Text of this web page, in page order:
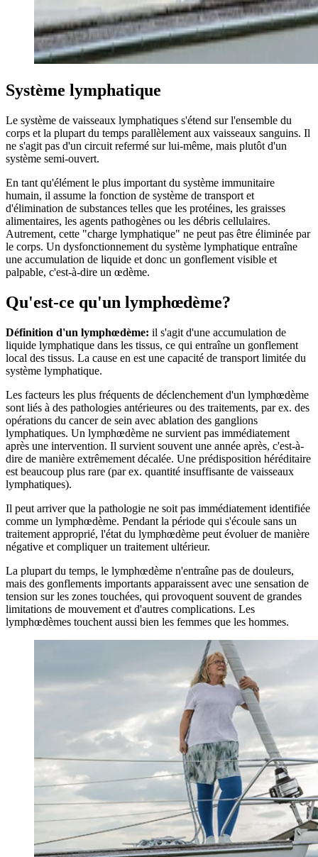
Système lymphatique
Le système de vaisseaux lymphatiques s'étend sur l'ensemble du
corps et la plupart du temps parallèlement aux vaisseaux sanguins. Il
ne s'agit pas d'un circuit refermé sur lui-même, mais plutôt d'un
système semi-ouvert.
En tant qu'élément le plus important du système immunitaire
humain, il assume la fonction de système de transport et
d'élimination de substances telles que les protéines, les graisses
alimentaires, les agents pathogènes ou les débris cellulaires.
Autrement, cette "charge lymphatique" ne peut pas être éliminée par
le corps. Un dysfonctionnement du système lymphatique entraîne
une accumulation de liquide et donc un gonflement visible et
palpable, c'est-à-dire un œdème.
Qu'est-ce qu'un lymphœdème?
Définition d'un lymphœdème: il s'agit d'une accumulation de
liquide lymphatique dans les tissus, ce qui entraîne un gonflement
local des tissus. La cause en est une capacité de transport limitée du
système lymphatique.
Les facteurs les plus fréquents de déclenchement d'un lymphœdème
sont liés à des pathologies antérieures ou des traitements, par ex. des
opérations du cancer de sein avec ablation des ganglions
lymphatiques. Un lymphœdème ne survient pas immédiatement
après une intervention. Il survient souvent une année après, c'est-à-
dire de manière extrêmement décalée. Une prédisposition héréditaire
est beaucoup plus rare (par ex. quantité insuffisante de vaisseaux
lymphatiques).
Il peut arriver que la pathologie ne soit pas immédiatement identifiée
comme un lymphœdème. Pendant la période qui s'écoule sans un
traitement approprié, l'état du lymphœdème peut évoluer de manière
négative et compliquer un traitement ultérieur.
La plupart du temps, le lymphœdème n'entraîne pas de douleurs,
mais des gonflements importants apparaissent avec une sensation de
tension sur les zones touchées, qui provoquent souvent de grandes
limitations de mouvement et d'autres complications. Les
lymphœdèmes touchent aussi bien les femmes que les hommes.